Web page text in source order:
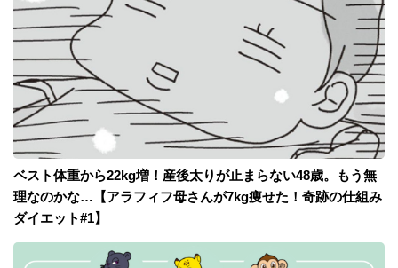
ベスト体重から22kg増！産後太りが止まらない48歳。もう無
理なのかな…【アラフィフ母さんが7kg痩せた！奇跡の仕組み
ダイエット#1】